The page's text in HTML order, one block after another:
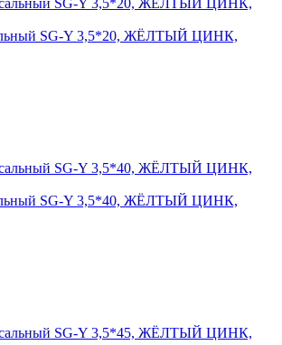
SG-Y 3,5*20, ЖЁЛТЫЙ ЦИНК,
SG-Y 3,5*40, ЖЁЛТЫЙ ЦИНК,